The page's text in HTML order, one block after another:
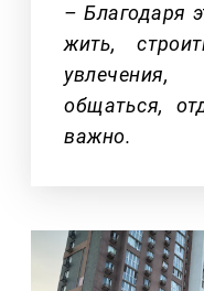
– Благодаря
жить,
увлечения,
общаться,
важно.